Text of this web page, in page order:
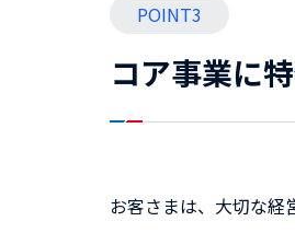
POINT3
コア事業に
お客さまは、大切な経